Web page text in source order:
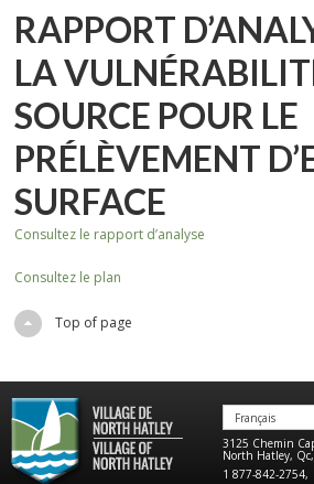
RAPPORT
LA
SOURCE POUR LE
PRÉLÈVEMENT
SURFACE
Consultez le rapport d’analyse
Consultez le plan
Top of page
Français
3125 Chemin
North Hatley, Qc,
1 877-842-2754,